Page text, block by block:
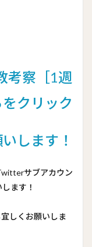
考察［1週
クリック
します！
サブアカウン
ます！
しくお願いしま